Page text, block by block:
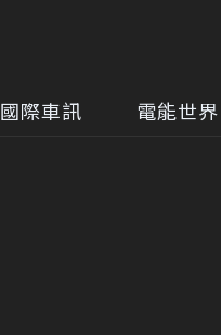
國際車訊 電能世界